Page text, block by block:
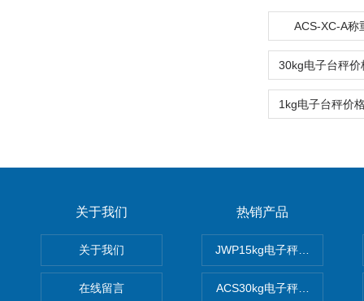
ACS-XC-A称
关于我们
关于我们
在线留言
热销产品
JWP15kg电子秤价格,15公
ACS30kg电子秤价格,30公